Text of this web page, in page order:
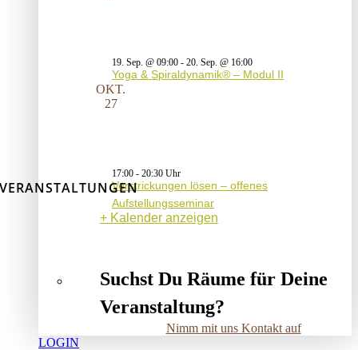
19. Sep. @ 09:00 - 20. Sep. @ 16:00
Yoga & Spiraldynamik® – Modul II
OKT.
27
17:00 - 20:30
Verstrickungen lösen – offenes
Aufstellungsseminar
Kalender anzeigen
Suchst Du Räume für Deine
Veranstaltung?
Nimm mit uns Kontakt auf
LOGIN
VERANSTALTUNGEN